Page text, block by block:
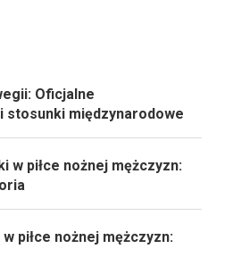
Oficjalne
międzynarodowe
w piłce nożnej mężczyzn:
piłce nożnej mężczyzn: